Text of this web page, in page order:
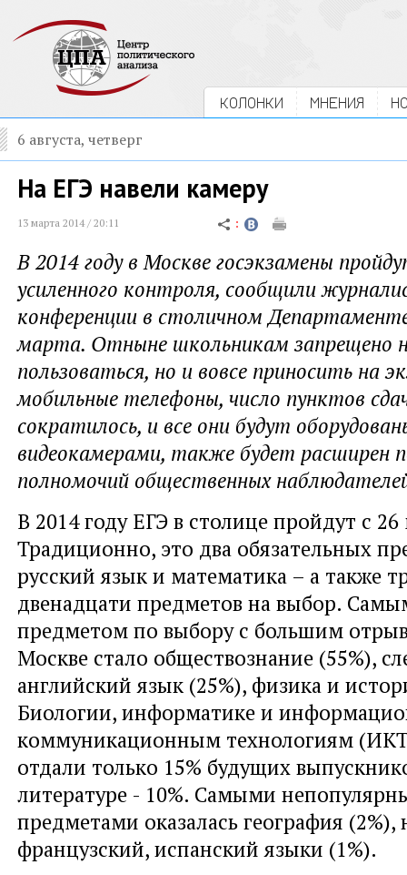
КОЛОНКИ МНЕНИЯ
6 августа, четверг
На ЕГЭ навели камеру
13 марта 2014 / 20:11
В 2014 году в Москве госэкзамены
усиленного контроля, сообщили
конференции в столичном
марта. Отныне школьникам запрещено
пользоваться, но и вовсе приносить на
мобильные телефоны, число пунктов
сократилось, и все они будут
видеокамерами, также будет расширен
полномочий общественных
В 2014 году ЕГЭ в столице пройдут с
Традиционно, это два обязательных
русский язык и математика – а также
двенадцати предметов на выбор.
предметом по выбору с большим
Москве стало обществознание (55%),
английский язык (25%), физика и
Биологии, информатике и
коммуникационным технологиям
отдали только 15% будущих
литературе - 10%. Самыми
предметами оказалась география
французский, испанский языки (1%).